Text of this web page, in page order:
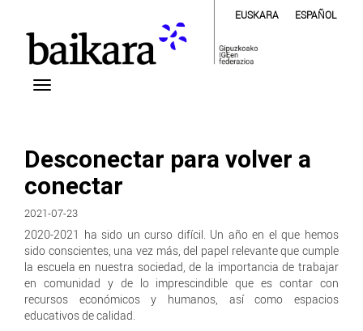
EUSKARA ESPAÑOL
Desconectar para volver a
conectar
2021-07-23
2020-2021 ha sido un curso difícil. Un año en el que hemos
sido conscientes, una vez más, del papel relevante que cumple
la escuela en nuestra sociedad, de la importancia de trabajar
en comunidad y de lo imprescindible que es contar con
recursos económicos y humanos, así como espacios
educativos de calidad.